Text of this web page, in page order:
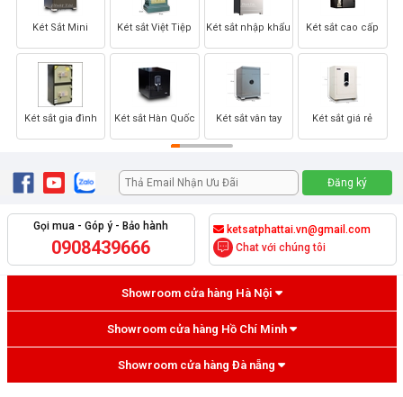
Két Sắt Mini
Két sắt gia đình
Két sắt Việt Tiệp
Két sắt Hàn Quốc
Két sắt nhập khẩu
Két sắt vân tay
Két sắt cao cấp
Két sắt giá rẻ
Gọi mua - Góp ý - Bảo hành
0908439666
ketsatphattai.vn@gmail.com
Chat với chúng tôi
Showroom cửa hàng Hà Nội
Showroom cửa hàng Hồ Chí Minh
Showroom cửa hàng Đà nẵng